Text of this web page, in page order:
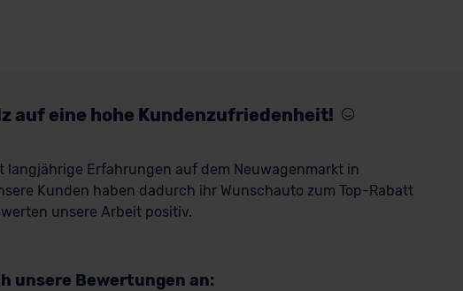
auf eine hohe Kundenzufriedenheit!
langjährige Erfahrungen auf dem Neuwagenmarkt in
Kunden haben dadurch ihr Wunschauto zum Top-Rabatt
unsere Arbeit positiv.
unsere Bewertungen an: